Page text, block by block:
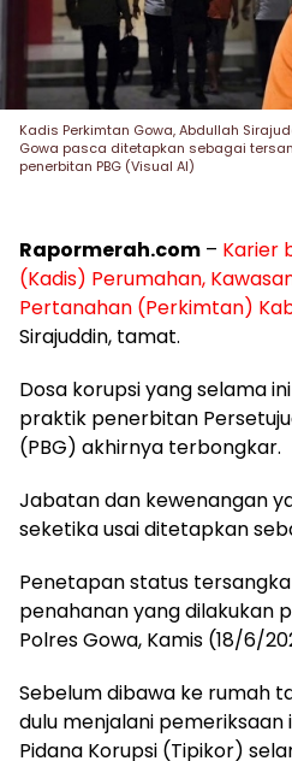
Kadis Perkimtan Gowa, Abdullah
Gowa pasca ditetapkan sebagai
penerbitan PBG (Visual AI)
Rapormerah.com – Karier
(Kadis) Perumahan,
Pertanahan (Perkimtan)
Sirajuddin, tamat.
Dosa korupsi yang selama
praktik penerbitan
(PBG) akhirnya terbongkar.
Jabatan dan kewenangan
seketika usai ditetapkan
Penetapan status
penahanan yang dilakukan
Polres Gowa, Kamis (18/6/
Sebelum dibawa ke rumah
dulu menjalani pemeriksaan
Pidana Korupsi (Tipikor)